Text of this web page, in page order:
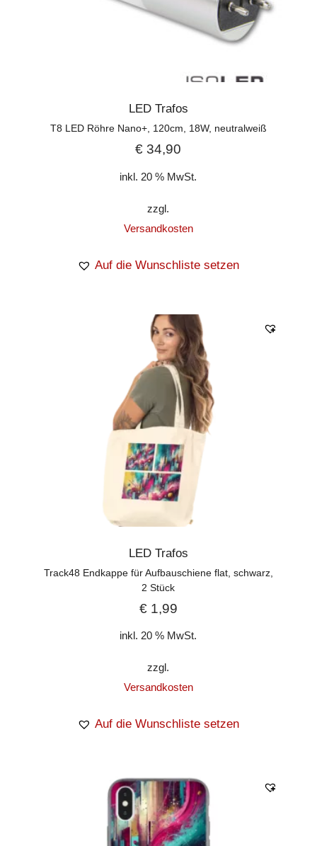
LED Trafos
T8 LED Röhre Nano+, 120cm, 18W, neutralweiß
€ 34,90
inkl. 20 % MwSt.
zzgl.
Versandkosten
Auf die Wunschliste setzen
LED Trafos
Track48 Endkappe für Aufbauschiene flat, schwarz,
2 Stück
€1,99
inkl. 20 % MwSt.
zzgl.
Versandkosten
Auf die Wunschliste setzen